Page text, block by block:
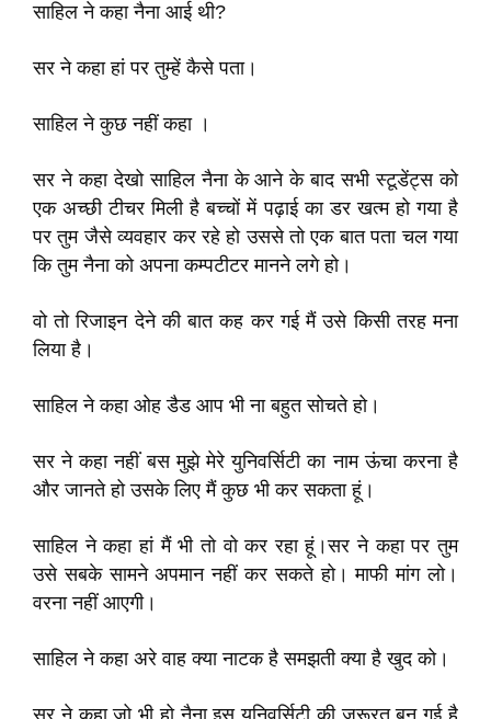
साहिल ने कहा नैना आई थी?
सर ने कहा हां पर तुम्हें कैसे पता।
साहिल ने कुछ नहीं कहा ।
सर ने कहा देखो साहिल नैना के आने के बाद सभी स्टूडेंट्स को
एक अच्छी टीचर मिली है बच्चों में पढ़ाई का डर खत्म हो गया है
पर तुम जैसे व्यवहार कर रहे हो उससे तो एक बात पता चल गया
कि तुम नैना को अपना कम्पटीटर मानने लगे हो।
वो तो रिजाइन देने की बात कह कर गई मैं उसे किसी तरह मना
लिया है।
साहिल ने कहा ओह डैड आप भी ना बहुत सोचते हो।
सर ने कहा नहीं बस मुझे मेरे युनिवर्सिटी का नाम ऊंचा करना है
और जानते हो उसके लिए मैं कुछ भी कर सकता हूं।
साहिल ने कहा हां मैं भी तो वो कर रहा हूं।सर ने कहा पर तुम
उसे सबके सामने अपमान नहीं कर सकते हो। माफी मांग लो।
वरना नहीं आएगी।
साहिल ने कहा अरे वाह क्या नाटक है ‌समझती क्या है खुद को।
सर ने कहा जो भी हो नैना इस युनिवर्सिटी की जरूरत बन गई है